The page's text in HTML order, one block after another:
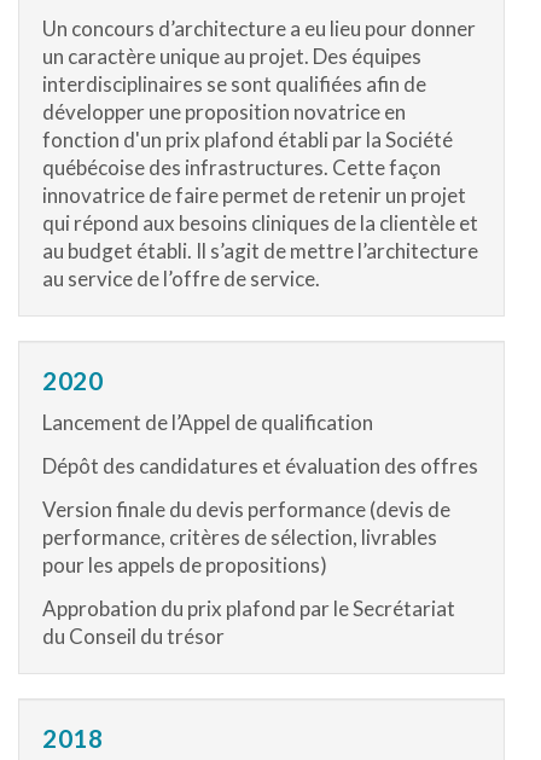
Un concours d’architecture a eu lieu pour donner
un caractère unique au projet. Des équipes
interdisciplinaires se sont qualifiées afin de
développer une proposition novatrice en
fonction d'un prix plafond établi par la Société
québécoise des infrastructures. Cette façon
innovatrice de faire permet de retenir un projet
qui répond aux besoins cliniques de la clientèle et
au budget établi. Il s’agit de mettre l’architecture
au service de l’offre de service.
2020
Lancement de l’Appel de qualification
Dépôt des candidatures et évaluation des offres
Version finale du devis performance (devis de
performance, critères de sélection, livrables
pour les appels de propositions)
Approbation du prix plafond par le Secrétariat
du Conseil du trésor
2018